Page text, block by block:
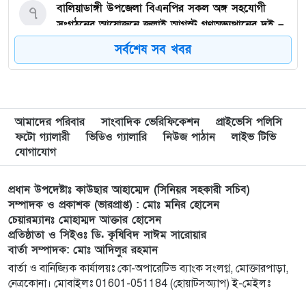
বালিয়াডাঙ্গী উপজেলা বিএনপির সকল অঙ্গ সহযোগী
সংগঠনের আয়োজনে জুলাই আগস্ট গণঅভ্যুত্থানের দুই –
বছর পূর্তি উপলক্ষে আনন্দ মিছিল ও শোভাযাত্রা অনুষ্ঠিত,
৭
লংগাইরে মোহাইমিনুল ইসলাম জনির সমর্থনে বিশাল
উঠান বৈঠক। যোগ্যতা ও নতুন নেতৃত্বের প্রতীক জনিই
সেরা
৯
মুন্সী ছাবির উদ্দিন আহ্ম্মদ ওয়াক্ ফ এস্টেট লামকাইন
জামে মসজিদের নতুন ব্যবস্থাপনা কমিটি গঠন:
১০
পূর্বধলায় যে বিদ্যালয়ে পড়েছেন, সেই বিদ্যালয়েই এমপি
হিসেবে সংবর্ধিত মানসুরা আলম
১১
সর্বশেষ সব খবর
আমাদের পরিবার সাংবাদিক ভেরিফিকেশন
প্রাইভেসি পলিসি
ফটো গ্যালারী
ভিডিও গ্যালারি নিউজ পাঠান
লাইভ টিভি
যোগাযোগ
প্রধান উপদেষ্টাঃ কাউছার আহাম্মেদ (সিনিয়র সহকারী সচিব)
সম্পাদক ও প্রকাশক (ভারপ্রাপ্ত) : মোঃ মনির হোসেন
চেয়ারম্যানঃ মোহাম্মদ আক্তার হোসেন
প্রতিষ্ঠাতা ও সিইওঃ ডি. কৃষিবিদ সাঈম সারোয়ার
বার্তা সম্পাদক: মোঃ আদিলুর রহমান
বার্তা ও বানিজ্যিক কার্যালয়ঃ কো-অপারেটিভ ব্যাংক সংলগ্ন, মোক্তারপাড়া,
নেত্রকোনা। মোবাইলঃ 01601-051184 (হোয়াটসঅ্যাপ) ই-মেইলঃ